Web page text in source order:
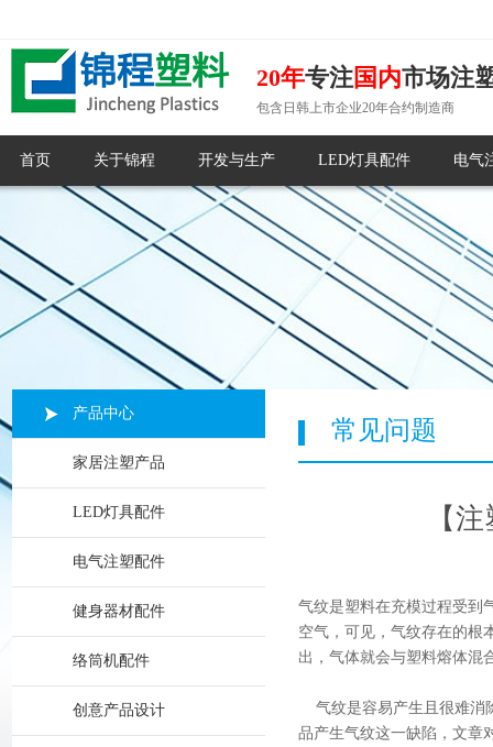
20年专注国内市场注
包含日韩上市企业20年合约制造商
首页 关于锦程 开发与生产 LED灯具配件 电气
产品中心
家居注塑产品
LED灯具配件
电气注塑配件
健身器材配件
络筒机配件
创意产品设计
常见问题
【
气纹是塑料在充模过程受到
空气，可见，气纹存在的根
出，气体就会与塑料熔体混
气纹是容易产生且很难消
品产生气纹这一缺陷，文章